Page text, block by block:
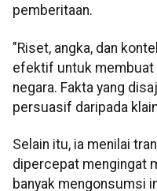
pemberitaan.
"Riset, angka, dan
efektif untuk membuat
negara. Fakta yang
persuasif daripada
Selain itu, ia menilai
dipercepat mengingat
banyak mengonsumsi